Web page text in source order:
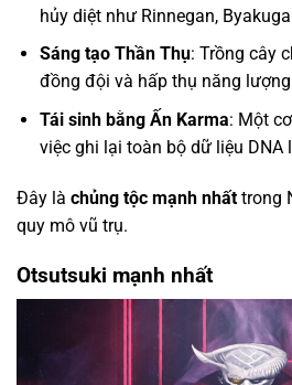
hủy diệt như Rinnegan,
Sáng tạo Thần Thụ: Trồng cây
đồng đội và hấp thụ năng
Tái sinh bằng Ấn Karma: Một
việc ghi lại toàn bộ dữ liệu DNA
Đây là chủng tộc mạnh nhất trong
quy mô vũ trụ.
Otsutsuki mạnh nhất